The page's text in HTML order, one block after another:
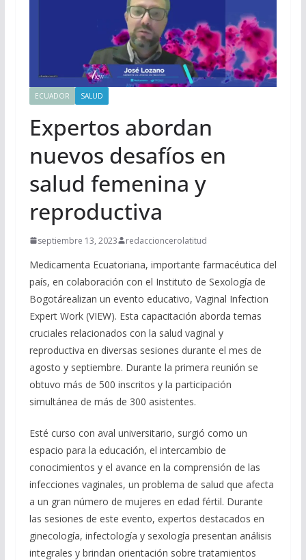
ECUADOR SALUD
Expertos abordan
nuevos desafíos en
salud femenina y
reproductiva
septiembre 13, 2023 redaccioncerolatitud
Medicamenta Ecuatoriana, importante farmacéutica del
país, en colaboración con el Instituto de Sexología de
Bogotárealizan un evento educativo, Vaginal Infection
Expert Work (VIEW). Esta capacitación aborda temas
cruciales relacionados con la salud vaginal y
reproductiva en diversas sesiones durante el mes de
agosto y septiembre. Durante la primera reunión se
obtuvo más de 500 inscritos y la participación
simultánea de más de 300 asistentes.
Esté curso con aval universitario, surgió como un
espacio para la educación, el intercambio de
conocimientos y el avance en la comprensión de las
infecciones vaginales, un problema de salud que afecta
a un gran número de mujeres en edad fértil. Durante
las sesiones de este evento, expertos destacados en
ginecología, infectología y sexología presentan análisis
integrales y brindan orientación sobre tratamientos